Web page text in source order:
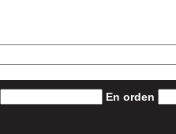
En orden